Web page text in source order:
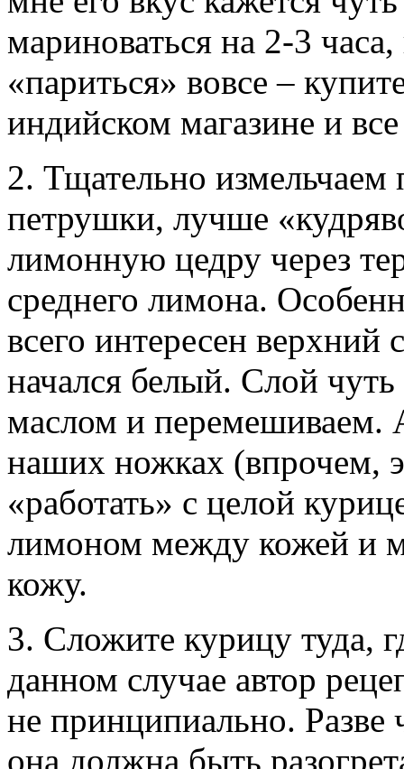
мариноваться на 2-3
«париться» вовсе –
индийском магазине и
2. Тщательно измельчаем
петрушки, лучше
лимонную цедру через
среднего лимона.
всего интересен верхний
начался белый. Слой
маслом и перемешиваем.
наших ножках (впрочем,
«работать» с целой
лимоном между кожей и
кожу.
3. Сложите курицу туда,
данном случае автор
не принципиально. Разве
она должна быть